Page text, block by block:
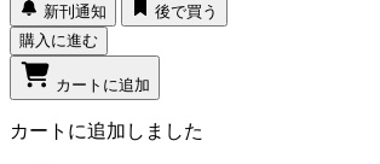
新刊通知
後で買う
購入に進む
カートに追加
カートに追加しました